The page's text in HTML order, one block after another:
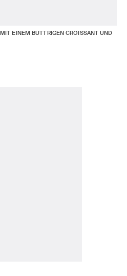
EINEM BUTTRIGEN CROISSANT UND